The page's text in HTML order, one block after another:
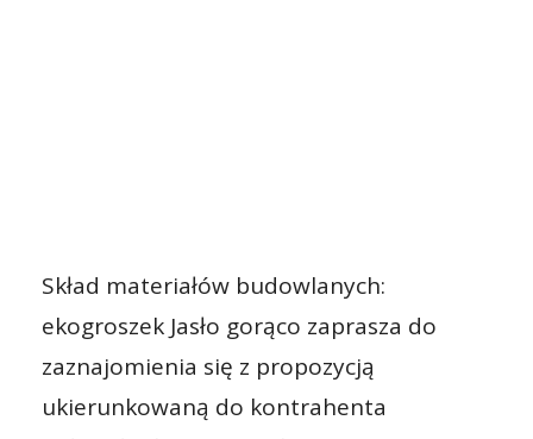
Skład materiałów budowlanych:
ekogroszek Jasło gorąco zaprasza do
zaznajomienia się z propozycją
ukierunkowaną do kontrahenta